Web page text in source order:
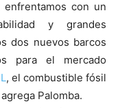
con un
y grandes
dos nuevos barcos
para el mercado
, el combustible fósil
Palomba.